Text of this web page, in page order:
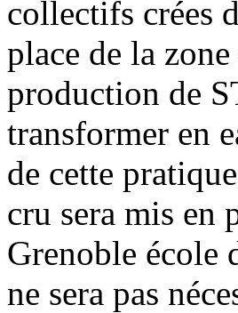
collectifs crées
place de la
production de
transformer en
de cette
cru sera mis en
Grenoble école
ne sera pas